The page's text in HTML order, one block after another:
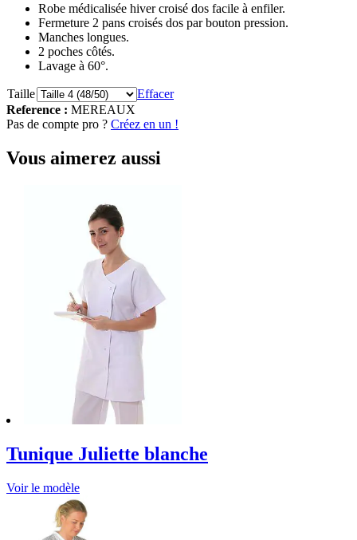
Robe médicalisée hiver croisé dos facile à enfiler.
Fermeture 2 pans croisés dos par bouton pression.
Manches longues.
2 poches côtés.
Lavage à 60°.
Taille
Effacer
Reference : MEREAUX
Pas de compte pro ? Créez en un !
Vous aimerez aussi
Tunique Juliette blanche
Voir le modèle